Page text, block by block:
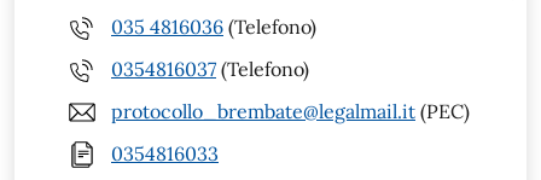
035 4816036 (Telefono)
0354816037 (Telefono)
protocollo_brembate@legalmail.it (PEC)
0354816033